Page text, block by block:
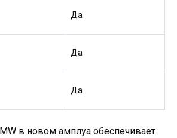
Да
Да
Да
в новом амплуа обеспечивает